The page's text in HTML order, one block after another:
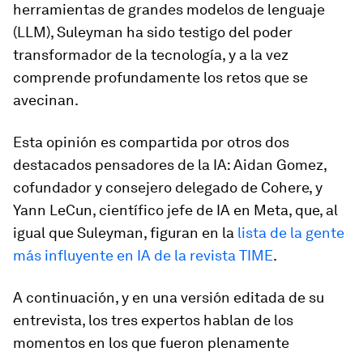
herramientas de grandes modelos de lenguaje
(LLM), Suleyman ha sido testigo del poder
transformador de la tecnología, y a la vez
comprende profundamente los retos que se
avecinan.
Esta opinión es compartida por otros dos
destacados pensadores de la IA: Aidan Gomez,
cofundador y consejero delegado de Cohere, y
Yann LeCun, científico jefe de IA en Meta, que, al
igual que Suleyman, figuran en la lista de la gente
más influyente en IA de la revista TIME.
A continuación, y en una versión editada de su
entrevista, los tres expertos hablan de los
momentos en los que fueron plenamente